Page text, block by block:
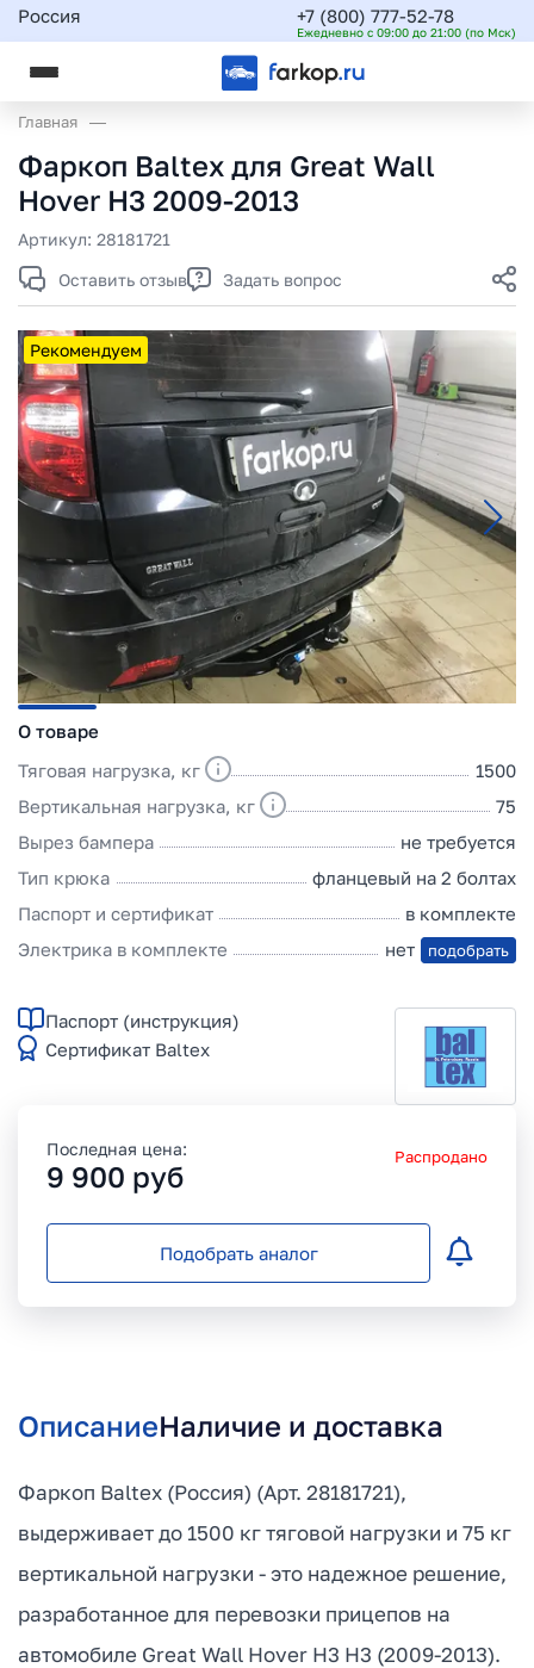
Россия +7 (800) 777-52-78
Ежедневно с 09:00 до 21:00 (по Мск)
Главная
Фаркоп Baltex для Great Wall
Hover H3 2009-2013
Артикул: 28181721
Оставить отзыв
Задать вопрос
Рекомендуем
О товаре
Тяговая нагрузка, кг
1500
Вертикальная нагрузка, кг
75
Вырез бампера
не требуется
Тип крюка
фланцевый на 2 болтах
Паспорт и сертификат
в комплекте
Электрика в комплекте
нет подобрать
Паспорт (инструкция)
Сертификат Baltex
Последная цена:
9 900 руб
Распродано
Подобрать аналог
ОписаниеНаличие и доставка
Фаркоп Baltex (Россия) (Арт. 28181721),
выдерживает до 1500 кг тяговой нагрузки и 75 кг
вертикальной нагрузки - это надежное решение,
разработанное для перевозки прицепов на
автомобиле Great Wall Hover H3 H3 (2009-2013).